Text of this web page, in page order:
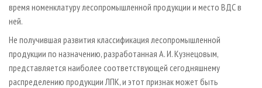
время номенклатуру лесопромышленной продукции и место ВДС в
ней.
Не получившая развития классификация лесопромышленной
продукции по назначению, разработанная А. И. Кузнецовым,
представляется наиболее соответствующей сегодняшнему
распределению продукции ЛПК, и этот признак может быть